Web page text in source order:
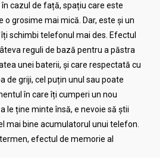
cazul de față, spațiu care este
o grosime mai mică. Dar, este și un
schimbi telefonul mai des. Efectul
reguli de bază pentru a păstra
unei baterii, și care respectată cu
de griji, cel puțin unul sau poate
în care îți cumperi un nou
le ține minte însă, e nevoie să știi
mai bine acumulatorul unui telefon.
efectul de memorie al